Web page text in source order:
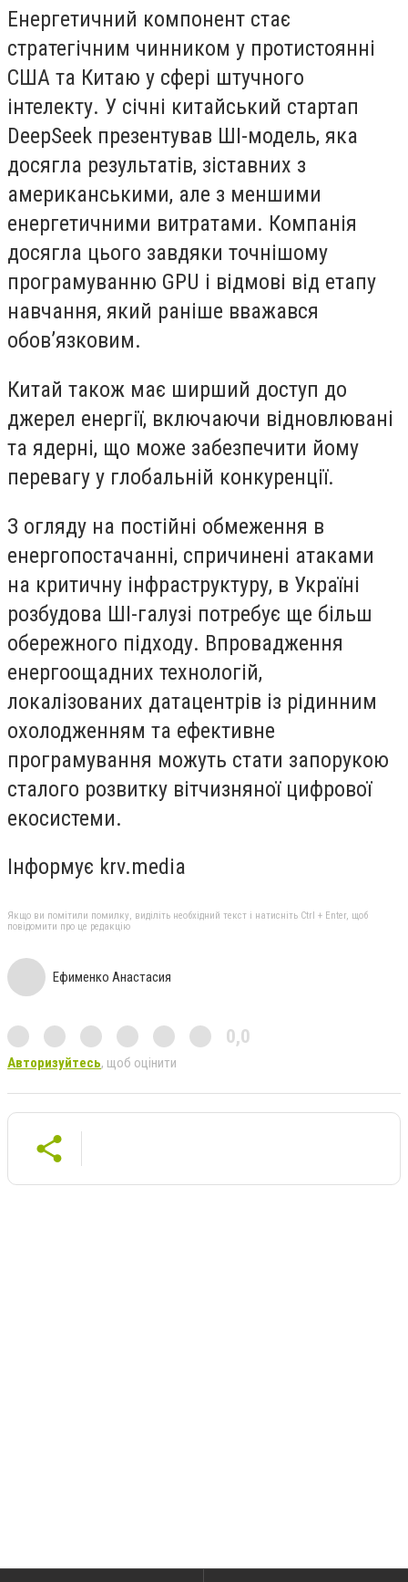
Енергетичний компонент стає
стратегічним чинником у протистоянні
США та Китаю у сфері штучного
інтелекту. У січні китайський стартап
DeepSeek презентував ШІ-модель, яка
досягла результатів, зіставних з
американськими, але з меншими
енергетичними витратами. Компанія
досягла цього завдяки точнішому
програмуванню GPU і відмові від етапу
навчання, який раніше вважався
обов’язковим.
Китай також має ширший доступ до
джерел енергії, включаючи відновлювані
та ядерні, що може забезпечити йому
перевагу у глобальній конкуренції.
З огляду на постійні обмеження в
енергопостачанні, спричинені атаками
на критичну інфраструктуру, в Україні
розбудова ШІ-галузі потребує ще більш
обережного підходу. Впровадження
енергоощадних технологій,
локалізованих датацентрів із рідинним
охолодженням та ефективне
програмування можуть стати запорукою
сталого розвитку вітчизняної цифрової
екосистеми.
Інформує krv.media
Якщо ви помітили помилку, виділіть необхідний текст і натисніть Ctrl + Enter, щоб
повідомити про це редакцію
Ефименко Анастасия
0,0
Авторизуйтесь, щоб оцінити